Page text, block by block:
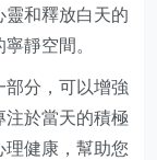
靈和釋放白天的
靜空間。
部分，可以增強
注於當天的積極
理健康，幫助您